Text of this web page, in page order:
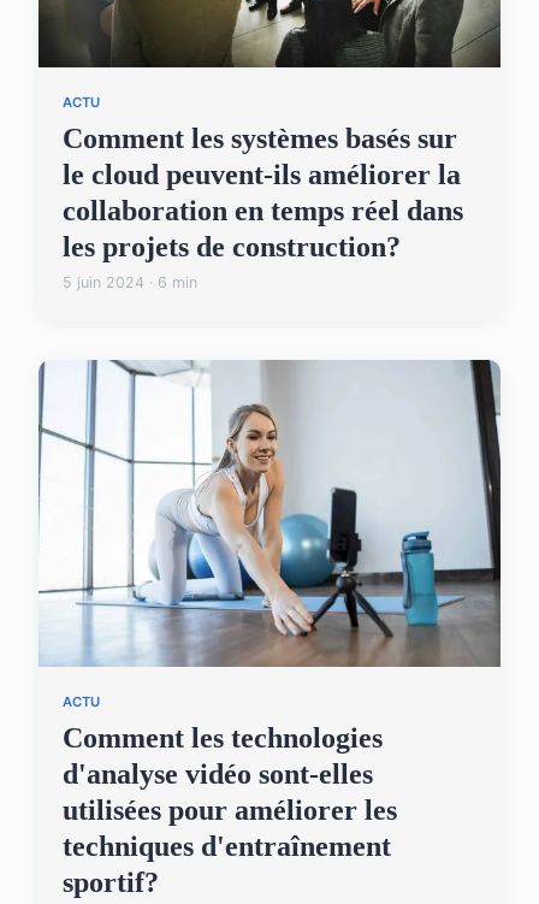
ACTU
Comment les systèmes basés sur
le cloud peuvent-ils améliorer la
collaboration en temps réel dans
les projets de construction?
5 juin 2024 · 6 min
ACTU
Comment les technologies
d'analyse vidéo sont-elles
utilisées pour améliorer les
techniques d'entraînement
sportif?